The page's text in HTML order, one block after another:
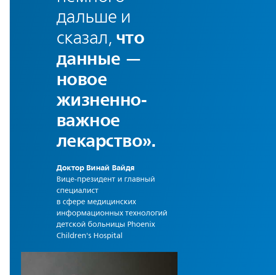
дальше и
сказал,что
данные —
новое
жизненно-
важное
лекарство».
Доктор Винай Вайдя
Вице-президент и главный
специалист
в сфере медицинских
информационных технологий
детской больницы Phoenix
Children's Hospital